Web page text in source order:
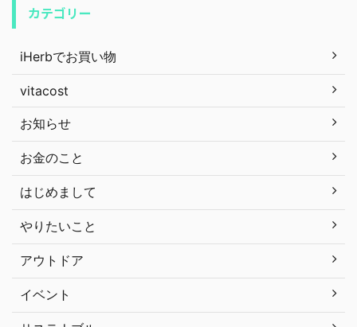
カテゴリー
iHerbでお買い物
vitacost
お知らせ
お金のこと
はじめまして
やりたいこと
アウトドア
イベント